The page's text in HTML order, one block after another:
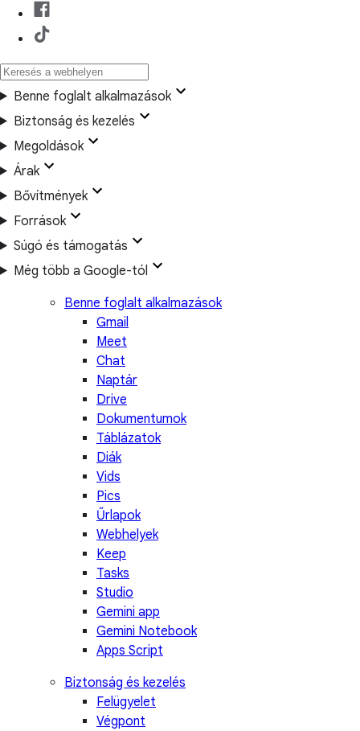
Benne foglalt alkalmazások
Biztonság és kezelés
Megoldások
Árak
Bővítmények
Források
Súgó és támogatás
Még több a Google-tól
Benne foglalt alkalmazások
Gmail
Meet
Chat
Naptár
Drive
Dokumentumok
Táblázatok
Diák
Vids
Pics
Űrlapok
Webhelyek
Keep
Tasks
Studio
Gemini app
Gemini Notebook
Apps Script
Biztonság és kezelés
Felügyelet
Végpont